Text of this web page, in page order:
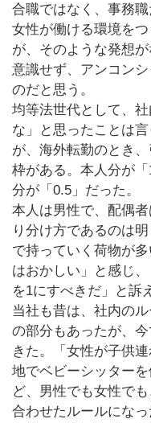
合職ではなく、事務
女性が働ける環境を
が、そのような発想
意識せず、アンコン
のだと思う。
均等法世代として、
な」と思ったことは
が、海外転勤のとき
枠がある。本人分が
分が「0.5」だった。
本人は男性で、配偶
り分け方であるのは
で持っていく荷物が
はおかしい」と感じ
を1にすべきだ」と訴
当社も昔は、社内の
の部分もあったが、
きた。「女性が子供
地でベビーシッター
ど、男性でも女性で
合わせたルールになっ